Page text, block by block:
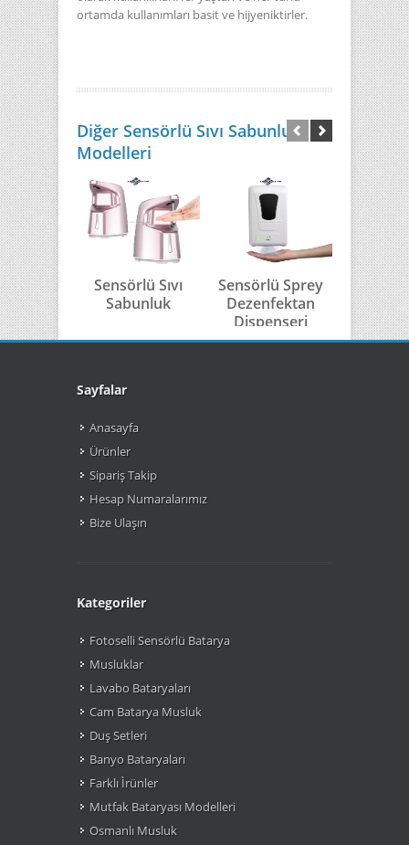
ortamda kullanımları basit ve hijyeniktirler.
Diğer Sensörlü Sıvı Sabunluk
Modelleri
Sensörlü Sıvı
Sabunluk
Sensörlü Sprey
Dezenfektan
Dispenseri
Sayfalar
Anasayfa
Ürünler
Sipariş Takip
Hesap Numaralarımız
Bize Ulaşın
Kategoriler
Fotoselli Sensörlü Batarya
Musluklar
Lavabo Bataryaları
Cam Batarya Musluk
Duş Setleri
Banyo Bataryaları
Farklı Ìrünler
Mutfak Bataryası Modelleri
Osmanlı Musluk